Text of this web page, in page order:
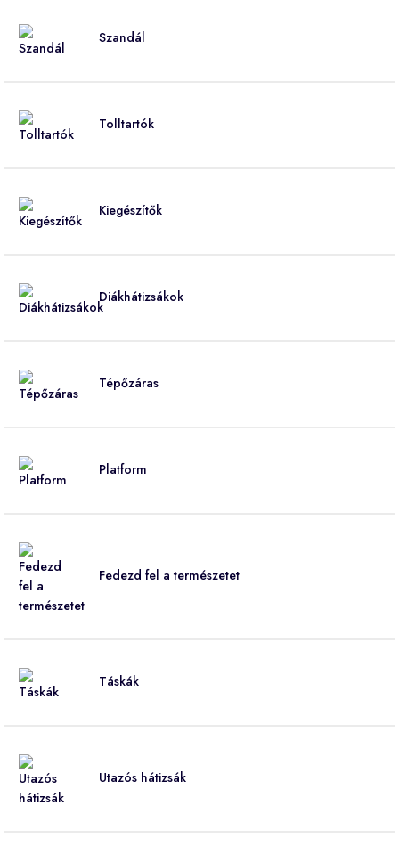
Szandál
Tolltartók
Kiegészítők
Diákhátizsákok
Tépőzáras
Platform
Fedezd fel a természetet
Táskák
Utazós hátizsák